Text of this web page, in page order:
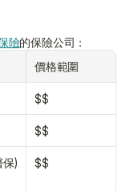
險的保險公司：
價格範圍
$$
$$
保) $$